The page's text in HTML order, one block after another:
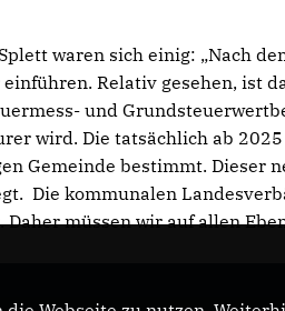
waren sich einig: „Nach
Relativ gesehen, ist
und
wird. Die tatsächlich ab
Gemeinde bestimmt. Dieser
Die kommunalen
müssen wir auf allen